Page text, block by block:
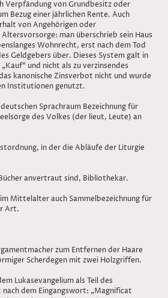
Verpfändung von Grundbesitz oder
Bezug einer jährlichen Rente. Auch
von Angehörigen oder
man überschrieb sein Haus
Wohnrecht, erst nach dem Tod
Geldgebers über. Dieses System galt in
und nicht als zu verzinsendes
kanonische Zinsverbot nicht und wurde
Institutionen genutzt.
Sprachraum Bezeichnung für
des Volkes (der lieut, Leute) an
in der die Abläufe der Liturgie
anvertraut sind, Bibliothekar.
Mittelalter auch Sammelbezeichnung für
Art.
zum Entfernen der Haare
Scherdegen mit zwei Holzgriffen.
Lukasevangelium als Teil des
dem Eingangswort: „Magnificat